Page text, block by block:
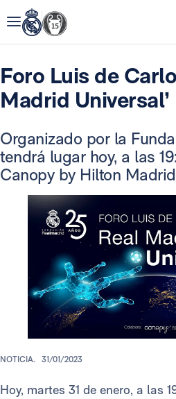
Foro Luis de
Madrid Universal’
Organizado por la
tendrá lugar hoy, a las
Canopy by Hilton
NOTICIA. 31/01/2023
Hoy, martes 31 de enero, a las